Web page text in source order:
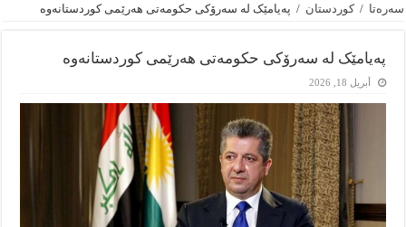
سەرەتا / کوردستان / پەیامێک لە سەرۆکی حکومەتی هەرێمی کوردستانەوە
پەیامێک لە سەرۆکی حکومەتی هەرێمی کوردستانەوە
أبريل 18, 2026